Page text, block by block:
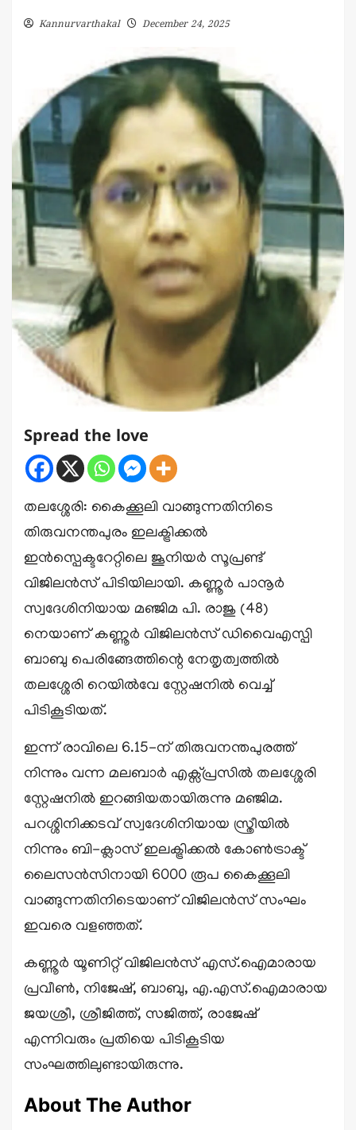
Kannurvarthakal December 24, 2025
Spread the love
തലശ്ശേരി: കൈക്കൂലി വാങ്ങുന്നതിനിടെ
തിരുവനന്തപുരം ഇലക്ട്രിക്കൽ
ഇൻസ്പെക്ടറേറ്റിലെ ജൂനിയർ സൂപ്രണ്ട്
വിജിലൻസ് പിടിയിലായി. കണ്ണൂർ പാനൂർ
സ്വദേശിനിയായ മഞ്ജിമ പി. രാജു (48)
നെയാണ് കണ്ണൂർ വിജിലൻസ് ഡിവൈഎസ്പി
ബാബു പെരിങ്ങേത്തിന്റെ നേതൃത്വത്തിൽ
തലശ്ശേരി റെയിൽവേ സ്റ്റേഷനിൽ വെച്ച്
പിടികൂടിയത്.
ഇന്ന് രാവിലെ 6.15-ന് തിരുവനന്തപുരത്ത്
നിന്നും വന്ന മലബാർ എക്സ്പ്രസിൽ തലശ്ശേരി
സ്റ്റേഷനിൽ ഇറങ്ങിയതായിരുന്നു മഞ്ജിമ.
പറശ്ശിനിക്കടവ് സ്വദേശിനിയായ സ്ത്രീയിൽ
നിന്നും ബി-ക്ലാസ് ഇലക്ട്രിക്കൽ കോൺട്രാക്ട്
ലൈസൻസിനായി 6000 രൂപ കൈക്കൂലി
വാങ്ങുന്നതിനിടെയാണ് വിജിലൻസ് സംഘം
ഇവരെ വളഞ്ഞത്.
കണ്ണൂർ യൂണിറ്റ് വിജിലൻസ് എസ്.ഐമാരായ
പ്രവീൺ, നിജേഷ്, ബാബു, എ.എസ്.ഐമാരായ
ജയശ്രീ, ശ്രീജിത്ത്, സജിത്ത്, രാജേഷ്
എന്നിവരും പ്രതിയെ പിടികൂടിയ
സംഘത്തിലുണ്ടായിരുന്നു.
About The Author